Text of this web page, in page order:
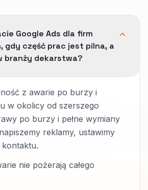
Google Ads dla firm
gdy część prac jest pilna, a
branży dekarstwa?
z awarie po burzy i
w okolicy od szerszego
po burzy i pełne wymiany
reklamy, ustawimy
kontaktu.
nie pożerają całego